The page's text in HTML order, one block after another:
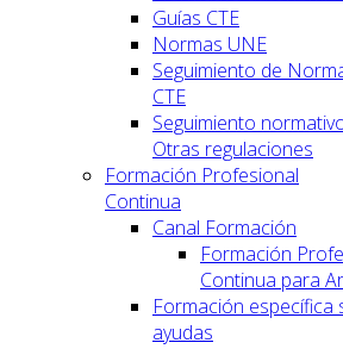
Guías CTE
Normas UNE
Seguimiento de
CTE
Seguimiento
Otras regulaciones
Formación Profesional
Continua
Canal Formación
Formación
Continua para
Formación específica
ayudas